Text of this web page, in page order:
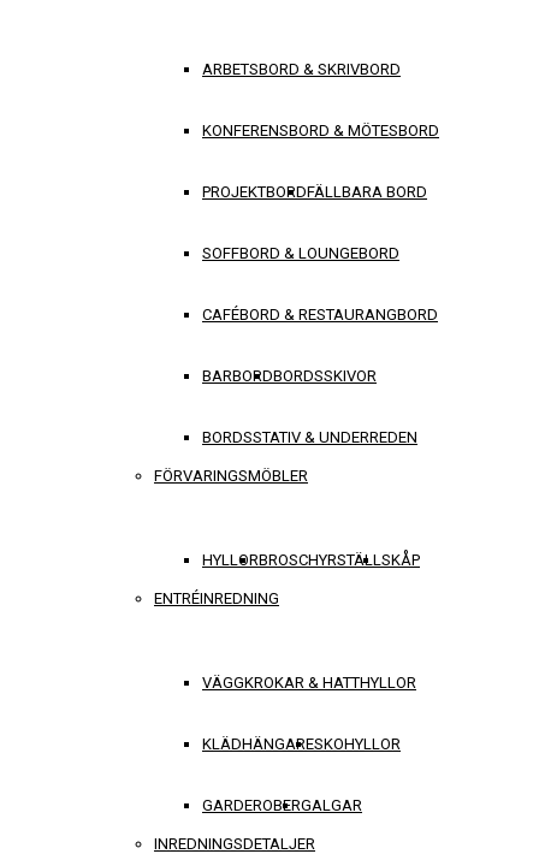
ARBETSBORD & SKRIVBORD
KONFERENSBORD & MÖTESBORD
PROJEKTBORDFÄLLBARA BORD
SOFFBORD & LOUNGEBORD
CAFÉBORD & RESTAURANGBORD
BARBORDBORDSSKIVOR
BORDSSTATIV & UNDERREDEN
FÖRVARINGSMÖBLER
HYLLORBROSCHYRSTÄLLSKÅP
ENTRÉINREDNING
VÄGGKROKAR & HATTHYLLOR
KLÄDHÄNGARESKOHYLLOR
GARDEROBERGALGAR
INREDNINGSDETALJER